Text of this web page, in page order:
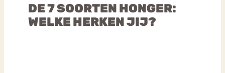
DE 7 SOORTEN HONGER:
WELKE HERKEN JIJ?